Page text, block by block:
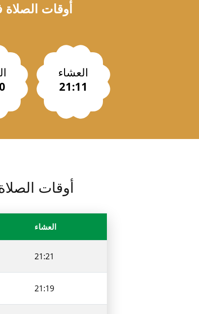
أوقات
العشاء
21:11
أوقات
العشاء
21:21
21:19